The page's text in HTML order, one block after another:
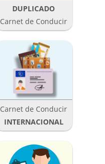
DUPLICADO
Carnet de Conducir
Carnet de Conducir
INTERNACIONAL